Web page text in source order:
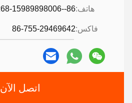
هاتف:86--18926468268-15989898006
فاكس:86-755-29469642
اتصل الآن